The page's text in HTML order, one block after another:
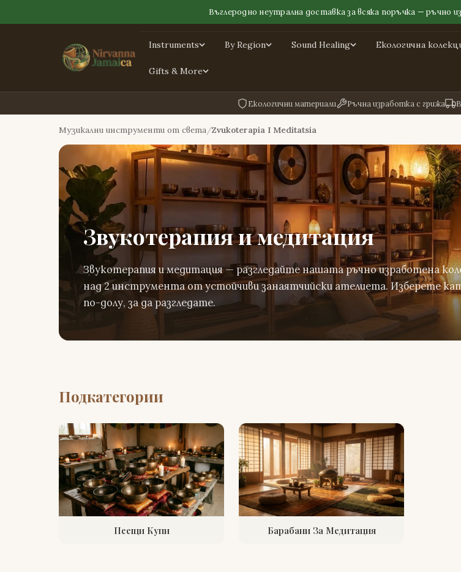
Въглеродно неутрална доставка за всяка поръчка —
Instruments By Region Sound Healing Екологична
Gifts & More
Екологични материали Ръчна изработка с грижа
Музикални инструменти от света Zvukoterapia I Meditatsia
Звукотерапия и медитация
Звукотерапия и медитация — разгледайте нашата ръчно изработена
над 2 инструмента от устойчиви занаятчийски ателиета. Изберете
по-долу, за да разгледате.
Подкатегории
Пеещи Купи Барабани За Медитация